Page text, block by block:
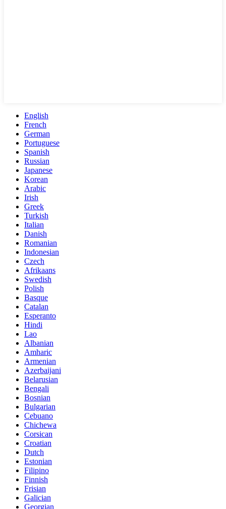
English
French
German
Portuguese
Spanish
Russian
Japanese
Korean
Arabic
Irish
Greek
Turkish
Italian
Danish
Romanian
Indonesian
Czech
Afrikaans
Swedish
Polish
Basque
Catalan
Esperanto
Hindi
Lao
Albanian
Amharic
Armenian
Azerbaijani
Belarusian
Bengali
Bosnian
Bulgarian
Cebuano
Chichewa
Corsican
Croatian
Dutch
Estonian
Filipino
Finnish
Frisian
Galician
Georgian